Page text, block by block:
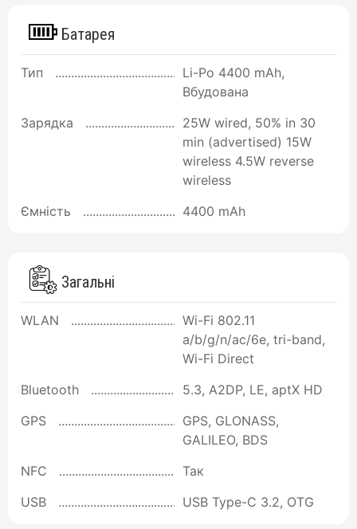
Батарея
Тип
Li-Po 4400 mAh,
Вбудована
Зарядка
25W wired, 50% in 30
min (advertised) 15W
wireless 4.5W reverse
wireless
Ємність
4400 mAh
Загальні
WLAN
Wi-Fi 802.11
a/b/g/n/ac/6e, tri-band,
Wi-Fi Direct
Bluetooth
5.3, A2DP, LE, aptX HD
GPS
GPS, GLONASS,
GALILEO, BDS
NFC
Так
USB
USB Type-C 3.2, OTG